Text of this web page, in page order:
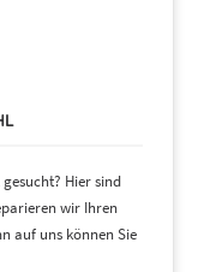
Hier sind
wir Ihren
auf uns können Sie